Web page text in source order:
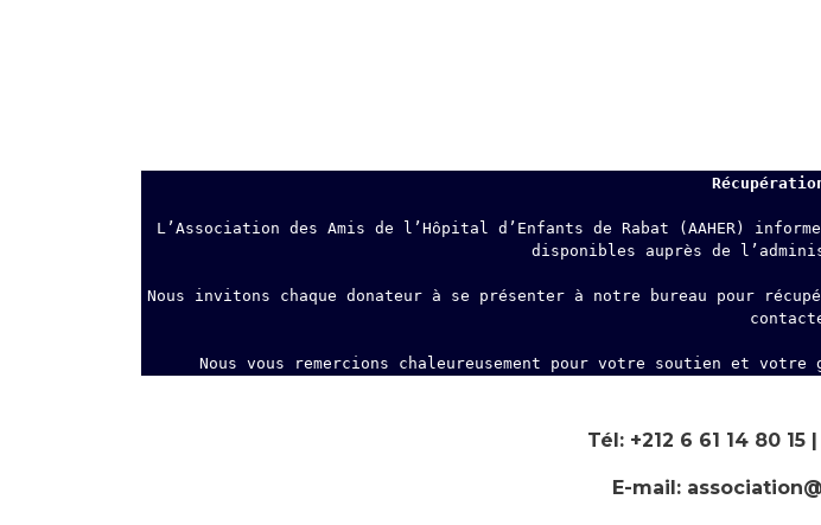
L’Association des Amis de l’Hôpital d’Enfants de Rabat (AAHER)
disponibles auprès de
Nous invitons chaque donateur à se présenter à notre bureau pour
Nous vous remercions chaleureusement pour votre soutien et
Tél: +212 6 61 14 80 15
E-mail: